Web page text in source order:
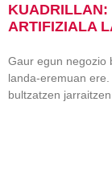
KUADRILLAN:
ARTIFIZIALA
Gaur egun negozio
landa-eremuan
bultzatzen